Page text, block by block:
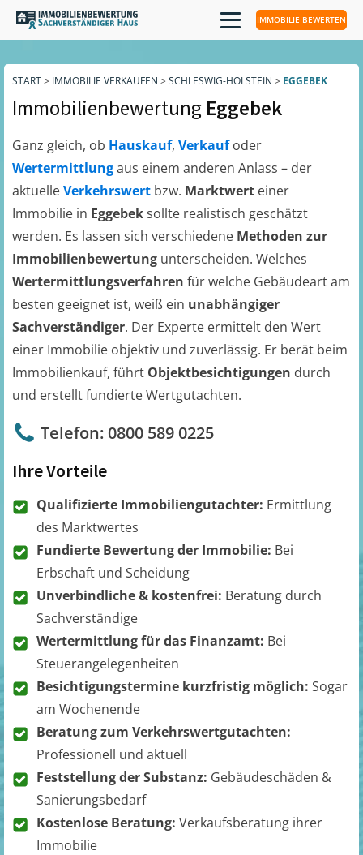
IMMOBILIE BEWERTEN
START> IMMOBILIE VERKAUFEN > SCHLESWIG-HOLSTEIN > EGGEBEK
Immobilienbewertung Eggebek
Ganz gleich, ob Hauskauf, Verkaufoder
Wertermittlungaus einem anderen Anlass – der
aktuelleVerkehrswert bzw. Marktwert einer
Immobilie in Eggebeksollte realistisch geschätzt
werden. Es lassen sich verschiedene Methoden zur
Immobilienbewertung unterscheiden. Welches
Wertermittlungsverfahren für welche Gebäudeart am
besten geeignet ist, weiß ein unabhängiger
Sachverständiger. Der Experte ermittelt den Wert
einer Immobilie objektiv und zuverlässig. Er berät beim
Immobilienkauf, führt Objektbesichtigungen durch
und erstellt fundierte Wertgutachten.
Telefon: 0800 589 0225
Ihre Vorteile
Qualifizierte Immobiliengutachter: Ermittlung
des Marktwertes
Fundierte Bewertung der Immobilie: Bei
Erbschaft und Scheidung
Unverbindliche & kostenfrei: Beratung durch
Sachverständige
Wertermittlung für das Finanzamt: Bei
Steuerangelegenheiten
Besichtigungstermine kurzfristig möglich: Sogar
am Wochenende
Beratung zum Verkehrswertgutachten:
Professionell und aktuell
Feststellung der Substanz: Gebäudeschäden &
Sanierungsbedarf
Kostenlose Beratung: Verkaufsberatung ihrer
Immobilie